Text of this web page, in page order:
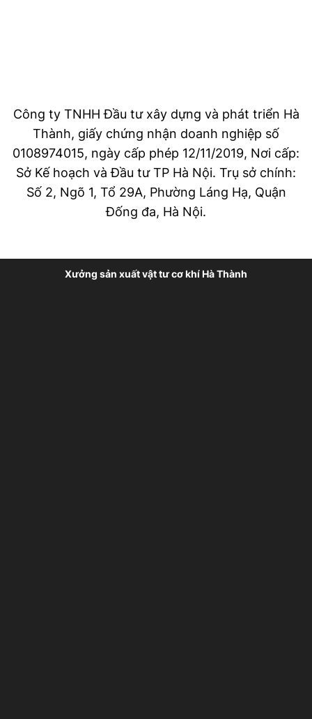
Công ty TNHH Đầu tư xây dựng và phát triển Hà
Thành, giấy chứng nhận doanh nghiệp số
0108974015, ngày cấp phép 12/11/2019, Nơi cấp:
Sở Kế hoạch và Đầu tư TP Hà Nội. Trụ sở chính:
Số 2, Ngõ 1, Tổ 29A, Phường Láng Hạ, Quận
Đống đa, Hà Nội.
Xưởng sản xuất vật tư cơ khí Hà Thành